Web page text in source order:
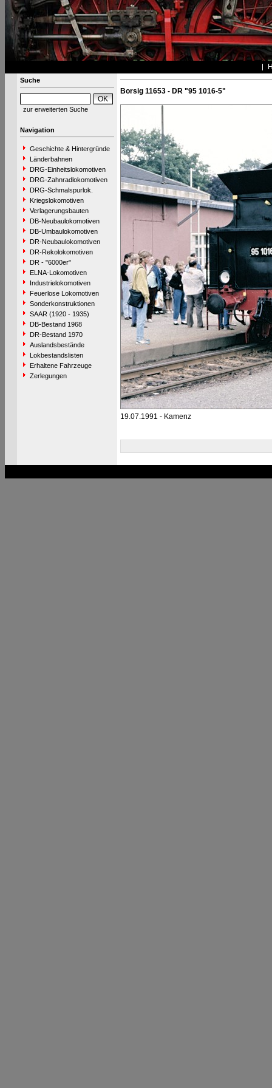
Suche
zur erweiterten Suche
Navigation
Geschichte & Hintergründe
Länderbahnen
DRG-Einheitslokomotiven
DRG-Zahnradlokomotiven
DRG-Schmalspurlok.
Kriegslokomotiven
Verlagerungsbauten
DB-Neubaulokomotiven
DB-Umbaulokomotiven
DR-Neubaulokomotiven
DR-Rekolokomotiven
DR - "6000er"
ELNA-Lokomotiven
Industrielokomotiven
Feuerlose Lokomotiven
Sonderkonstruktionen
SAAR (1920 - 1935)
DB-Bestand 1968
DR-Bestand 1970
Auslandsbestände
Lokbestandslisten
Erhaltene Fahrzeuge
Zerlegungen
Borsig 11653 - DR "95 1016-5"
19.07.1991 - Kamenz